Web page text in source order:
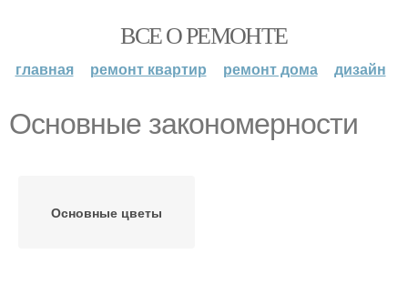
ВСЕ О РЕМОНТЕ
главная ремонт квартир ремонт дома дизайн
Основные закономерности
Основные цветы